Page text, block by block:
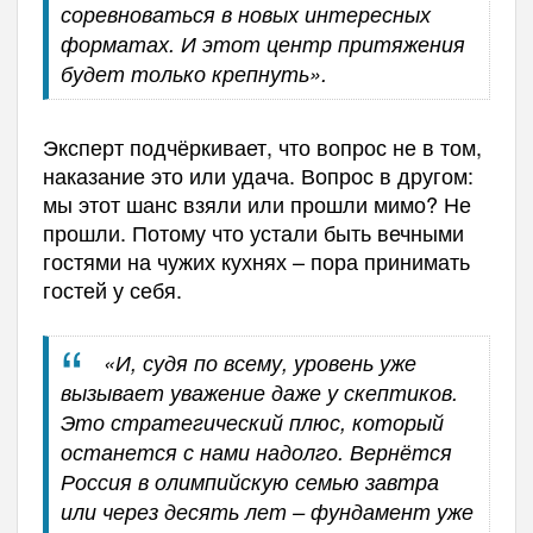
соревноваться в новых интересных
форматах. И этот центр притяжения
будет только крепнуть».
Эксперт подчёркивает, что вопрос не в том,
наказание это или удача. Вопрос в другом:
мы этот шанс взяли или прошли мимо? Не
прошли. Потому что устали быть вечными
гостями на чужих кухнях – пора принимать
гостей у себя.
«И, судя по всему, уровень уже
вызывает уважение даже у скептиков.
Это стратегический плюс, который
останется с нами надолго. Вернётся
Россия в олимпийскую семью завтра
или через десять лет – фундамент уже